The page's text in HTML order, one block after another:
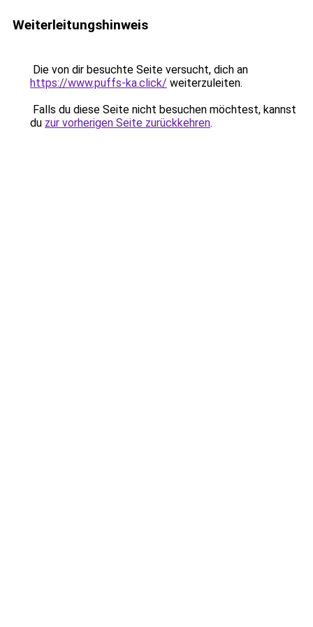
Weiterleitungshinweis
Die von dir besuchte Seite versucht, dich an
https://www.puffs-ka.click/ weiterzuleiten.
Falls du diese Seite nicht besuchen möchtest, kannst
du zur vorherigen Seite zurückkehren.